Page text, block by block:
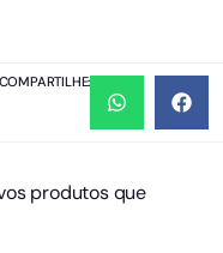
COMPARTILHE:
produtos que